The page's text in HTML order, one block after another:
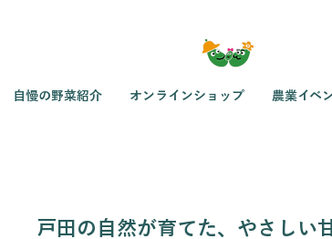
自慢の野菜紹介 オンラインショップ 農業イベ
戸田の自然が育てた、やさしい